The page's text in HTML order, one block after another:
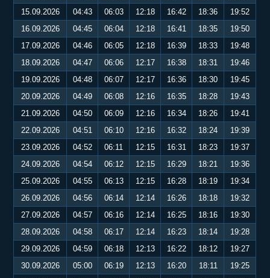
15.09.2026
04:43 06:03 12:18 16:42 18:36
19:52
16.09.2026
04:45 06:04 12:18 16:41 18:35
19:50
17.09.2026
04:46 06:05 12:18 16:39 18:33
19:48
18.09.2026
04:47 06:06 12:17 16:38 18:31
19:46
19.09.2026
04:48 06:07 12:17 16:36 18:30
19:45
20.09.2026
04:49 06:08 12:16 16:35 18:28
19:43
21.09.2026
04:50 06:09 12:16 16:34 18:26
19:41
22.09.2026
04:51 06:10 12:16 16:32 18:24
19:39
23.09.2026
04:52 06:11 12:15 16:31 18:23
19:37
24.09.2026
04:54 06:12 12:15 16:29 18:21
19:36
25.09.2026
04:55 06:13 12:15 16:28 18:19
19:34
26.09.2026
04:56 06:14 12:14 16:26 18:18
19:32
27.09.2026
04:57 06:16 12:14 16:25 18:16
19:30
28.09.2026
04:58 06:17 12:14 16:23 18:14
19:28
29.09.2026
04:59 06:18 12:13 16:22 18:12
19:27
30.09.2026
05:00 06:19 12:13 16:20 18:11
19:25